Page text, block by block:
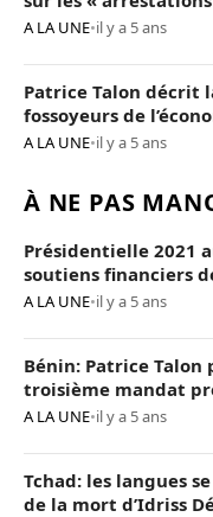
A LA UNE•il y a 5 ans
Patrice Talon décrit
fossoyeurs de
A LA UNE•il y a 5 ans
À NE PAS
Présidentielle 2021
soutiens financiers
A LA UNE•il y a 5 ans
Bénin: Patrice
troisième mandat
A LA UNE•il y a 5 ans
Tchad: les langues
de la mort d’Idriss